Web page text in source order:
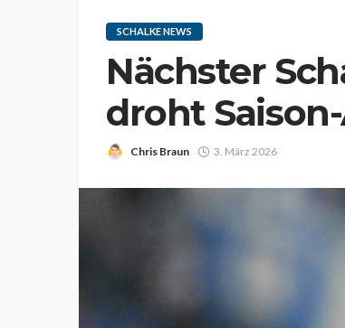
SCHALKE NEWS
Nächster
droht
Chris Braun 3. März 2026